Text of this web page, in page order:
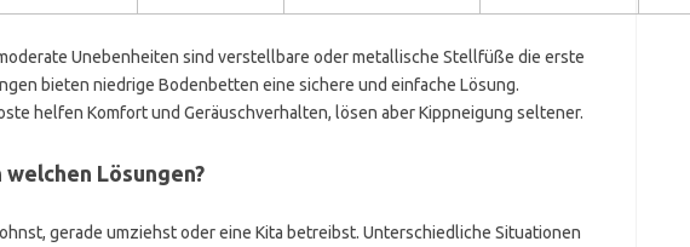
Unebenheiten sind verstellbare oder metallische Stellfüße die erste
bieten niedrige Bodenbetten eine sichere und einfache Lösung.
helfen Komfort und Geräuschverhalten, lösen aber Kippneigung seltener.
Lösungen?
gerade umziehst oder eine Kita betreibst. Unterschiedliche Situationen